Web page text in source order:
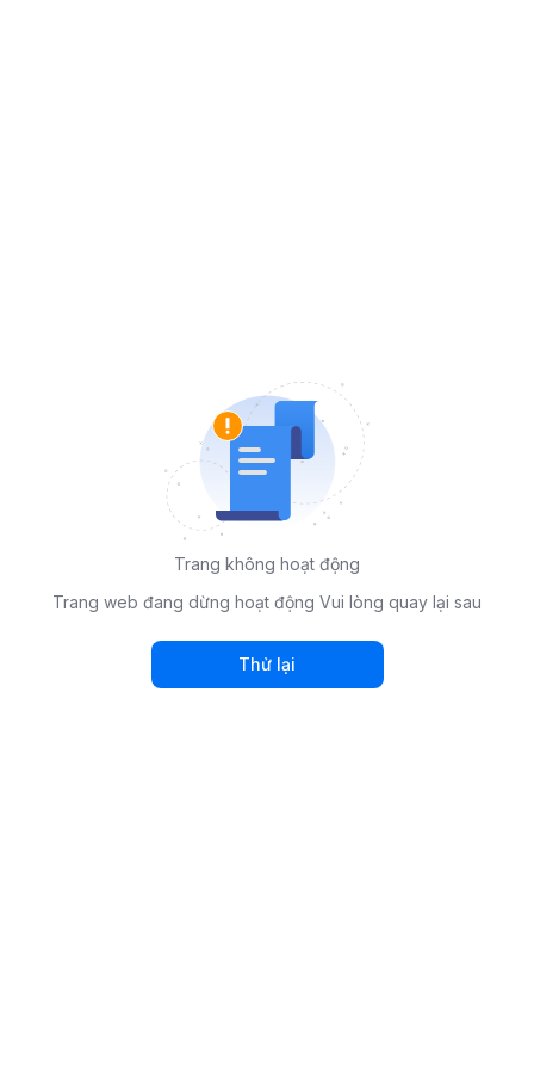
Trang không hoạt động
Trang web đang dừng hoạt động Vui lòng quay lại sau
Thử lại